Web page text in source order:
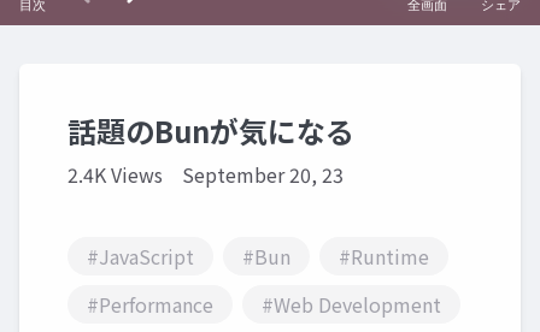
話題のBunが気になる
2.4K Views September 20, 23
#JavaScript #Bun
#Runtime
#Performance
#Web Development